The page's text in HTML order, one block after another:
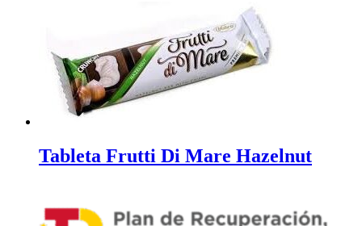
Tableta Frutti Di Mare Hazelnut